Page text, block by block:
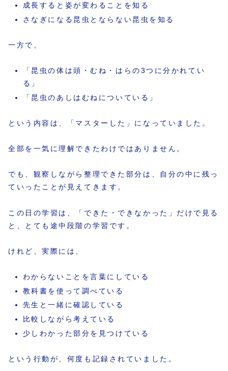
成長すると姿が変わることを知る
さなぎになる昆虫とならない昆虫を知る
一方で、
「昆虫の体は頭・むね・はらの3つに分かれてい
る」
「昆虫のあしはむねについている」
という内容は、「マスターした」になっていました。
全部を一気に理解できたわけではありません。
でも、観察しながら整理できた部分は、自分の中に残っ
ていったことが見えてきます。
この日の学習は、「できた・できなかった」だけで見る
と、とても途中段階の学習です。
けれど、実際には、
わからないことを言葉にしている
教科書を使って調べている
先生と一緒に確認している
比較しながら考えている
少しわかった部分を見つけている
という行動が、何度も記録されていました。